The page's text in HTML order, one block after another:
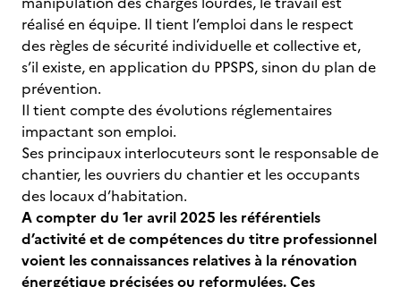
réalisé en équipe. Il tient l’emploi dans le respect
des règles de sécurité individuelle et collective et,
s’il existe, en application du PPSPS, sinon du plan de
prévention.
Il tient compte des évolutions réglementaires
impactant son emploi.
Ses principaux interlocuteurs sont le responsable de
chantier, les ouvriers du chantier et les occupants
des locaux d’habitation.
A compter du 1er avril 2025 les référentiels
d’activité et de compétences du titre professionnel
voient les connaissances relatives à la rénovation
énergétique précisées ou reformulées. Ces